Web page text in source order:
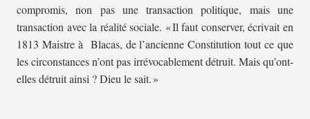
compromis, non pas une transaction politique, mais une
transaction avec la réalité sociale. « Il faut conserver, écrivait en
1813 Maistre à Blacas, de l’ancienne Constitution tout ce que
les circonstances n’ont pas irrévocablement détruit. Mais qu’ont-
elles détruit ainsi ? Dieu le sait. »